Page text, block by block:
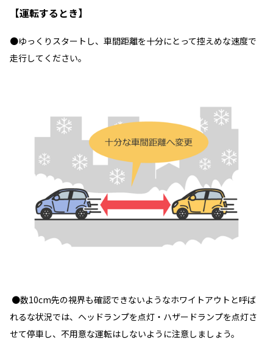
【運転するとき】
●ゆっくりスタートし、車間距離を十分にとって控えめな速度で
走行してください。
●数10cm先の視界も確認できないようなホワイトアウトと呼ば
れるな状況では、ヘッドランプを点灯・ハザードランプを点灯さ
せて停車し、不用意な運転はしないように注意しましょう。